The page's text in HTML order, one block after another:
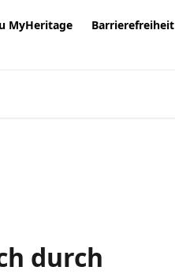
MyHeritage Barrierefreiheit
durch